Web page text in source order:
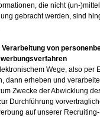
die nicht (un-
gebracht werden, sind
von
Wege, also per
dann erheben und
Zwecke der Abwicklung
Durchführung
auf unserer